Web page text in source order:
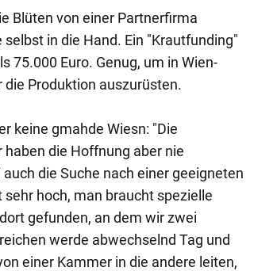
Blüten von einer Partnerfirma
in die Hand. Ein "Krautfunding"
75.000 Euro. Genug, um in Wien-
Produktion auszurüsten.
keine gmahde Wiesn: "Die
die Hoffnung aber nie
die Suche nach einer geeigneten
hoch, man braucht spezielle
gefunden, an dem wir zwei
werde abwechselnd Tag und
einer Kammer in die andere leiten,